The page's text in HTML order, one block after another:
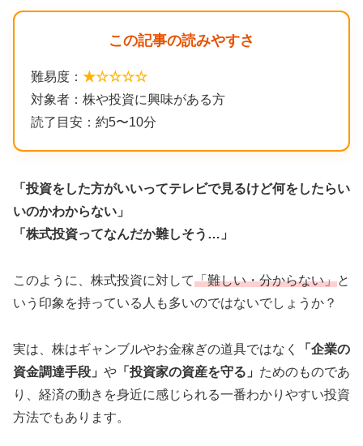
この記事の読みやすさ
難易度： ★☆☆☆☆
対象者：株や投資に興味がある方
読了目安：約5〜10分
「投資をした方がいいってテレビで見るけど何をしたらい
いのかわからない」
「株式投資ってなんだか難しそう…」
このように、株式投資に対して「難しい・分からない」と
いう印象を持っている人も多いのではないでしょうか？
実は、株はギャンブルやお金稼ぎの道具ではなく
「企業の
資金調達手段」 や 「投資家の資産を守る」 ためのものであ
り、経済の動きを身近に感じられる一番わかりやすい投資
方法でもあります。